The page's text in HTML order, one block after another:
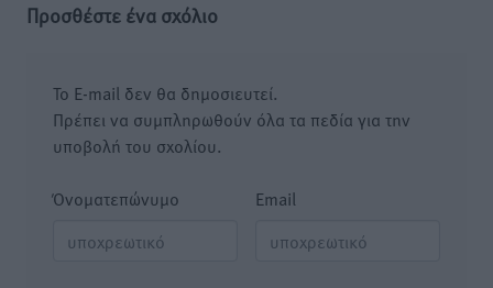
Προσθέστε ένα σχόλιο
Το E-mail δεν θα δημοσιευτεί.
Πρέπει να συμπληρωθούν όλα τα πεδία για την
υποβολή του σχολίου.
Όνοματεπώνυμο Email